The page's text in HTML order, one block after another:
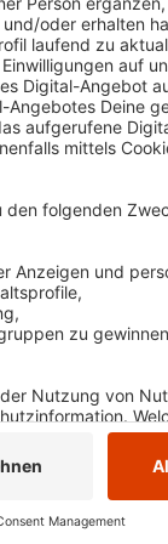
Der
Geschichte
kann man sich
möglich.